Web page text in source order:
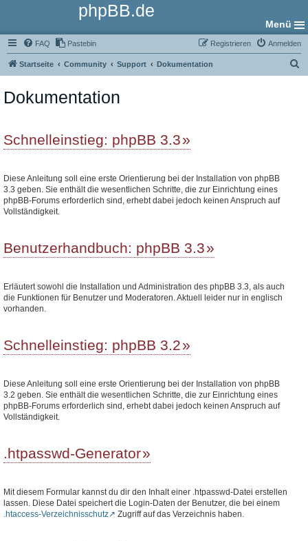
phpBB.de
Menü
FAQ Pastebin Anmelden
Registrieren
Startseite Community Support Dokumentation
Dokumentation
Schnelleinstieg: phpBB 3.3
Diese Anleitung soll eine erste Orientierung bei der Installation von phpBB
3.3 geben. Sie enthält die wesentlichen Schritte, die zur Einrichtung eines
phpBB-Forums erforderlich sind, erhebt dabei jedoch keinen Anspruch auf
Vollständigkeit.
Benutzerhandbuch: phpBB 3.3
Erläutert sowohl die Installation und Administration des phpBB 3.3, als auch
die Funktionen für Benutzer und Moderatoren. Aktuell leider nur in englisch
vorhanden.
Schnelleinstieg: phpBB 3.2
Diese Anleitung soll eine erste Orientierung bei der Installation von phpBB
3.2 geben. Sie enthält die wesentlichen Schritte, die zur Einrichtung eines
phpBB-Forums erforderlich sind, erhebt dabei jedoch keinen Anspruch auf
Vollständigkeit.
.htpasswd-Generator
Mit diesem Formular kannst du dir den Inhalt einer .htpasswd-Datei erstellen
lassen. Diese Datei speichert die Login-Daten der Benutzer, die bei einem
.htaccess-Verzeichnisschutz
Zugriff auf das Verzeichnis haben.